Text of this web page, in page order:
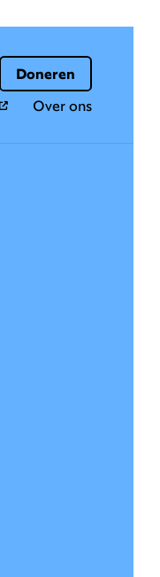
Over ons
Doneren